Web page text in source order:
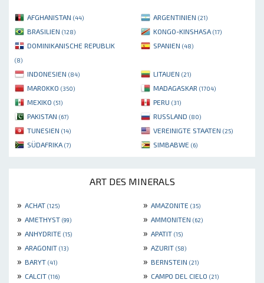
AFGHANISTAN (44) ARGENTINIEN (21)
BRASILIEN (128) KONGO-KINSHASA (17)
DOMINIKANISCHE REPUBLIK
(8)
SPANIEN (48)
INDONESIEN (84) LITAUEN (21)
MAROKKO (350) MADAGASKAR (1704)
MEXIKO (51) PERU (31)
PAKISTAN (67) RUSSLAND (80)
TUNESIEN (14) VEREINIGTE STAATEN (25)
SÜDAFRIKA (7) SIMBABWE (6)
ART DES MINERALS
» ACHAT (125) » AMAZONITE (35)
» AMETHYST (99) » AMMONITEN (62)
» ANHYDRITE (15) » APATIT (15)
» ARAGONIT (13) » AZURIT (58)
» BARYT (41) » BERNSTEIN (21)
» CALCIT (116) » CAMPO DEL CIELO (21)